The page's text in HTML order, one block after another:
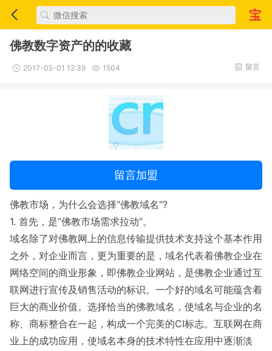
佛教数字资产的的收藏
2017-05-01 12:39 1504 留言
留言加盟
佛教市场，为什么会选择“佛教域名"?
1. 首先，是“佛教市场需求拉动”。
域名除了对佛教网上的信息传输提供技术支持这个基本作用
之外，对企业而言，更为重要的是，域名代表着佛教企业在
网络空间的商业形象，即佛教企业网站，是佛教企业通过互
联网进行宣传及销售活动的标识。一个好的域名可能蕴含着
巨大的商业价值。选择恰当的佛教域名，使域名与企业的名
称、商标整合在一起，构成一个完美的CI标志。互联网在商
业上的成功应用，使域名本身的技术特性在应用中逐渐淡